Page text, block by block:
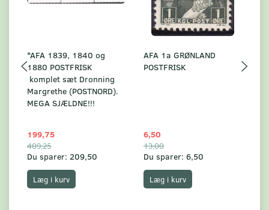
*AFA 1839, 1840 og
1880 POSTFRISK
komplet sæt Dronning
Margrethe (POSTNORD).
MEGA SJÆLDNE!!!
199,75
409,25
Du sparer: 209,50
Læg i kurv
AFA 1a GRØNLAND
POSTFRISK
6,50
13,00
Du sparer: 6,50
Læg i kurv